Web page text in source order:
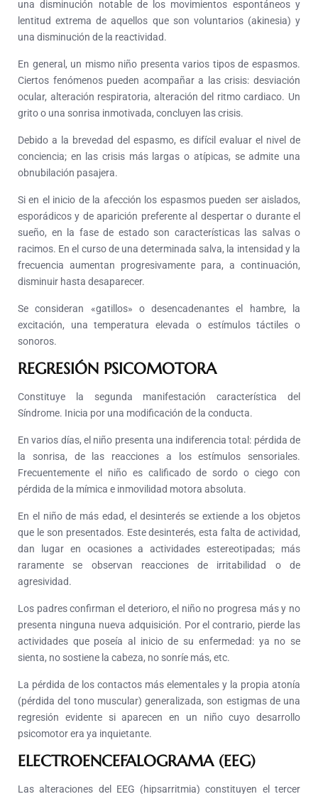
una disminución notable de los movimientos espontáneos y
lentitud extrema de aquellos que son voluntarios (akinesia) y
una disminución de la reactividad.
En general, un mismo niño presenta varios tipos de espasmos.
Ciertos fenómenos pueden acompañar a las crisis: desviación
ocular, alteración respiratoria, alteración del ritmo cardiaco. Un
grito o una sonrisa inmotivada, concluyen las crisis.
Debido a la brevedad del espasmo, es difícil evaluar el nivel de
conciencia; en las crisis más largas o atípicas, se admite una
obnubilación pasajera.
Si en el inicio de la afección los espasmos pueden ser aislados,
esporádicos y de aparición preferente al despertar o durante el
sueño, en la fase de estado son características las salvas o
racimos. En el curso de una determinada salva, la intensidad y la
frecuencia aumentan progresivamente para, a continuación,
disminuir hasta desaparecer.
Se consideran «gatillos» o desencadenantes el hambre, la
excitación, una temperatura elevada o estímulos táctiles o
sonoros.
REGRESIÓN PSICOMOTORA
Constituye la segunda manifestación característica del
Síndrome. Inicia por una modificación de la conducta.
En varios días, el niño presenta una indiferencia total: pérdida de
la sonrisa, de las reacciones a los estímulos sensoriales.
Frecuentemente el niño es calificado de sordo o ciego con
pérdida de la mímica e inmovilidad motora absoluta.
En el niño de más edad, el desinterés se extiende a los objetos
que le son presentados. Este desinterés, esta falta de actividad,
dan lugar en ocasiones a actividades estereotipadas; más
raramente se observan reacciones de irritabilidad o de
agresividad.
Los padres confirman el deterioro, el niño no progresa más y no
presenta ninguna nueva adquisición. Por el contrario, pierde las
actividades que poseía al inicio de su enfermedad: ya no se
sienta, no sostiene la cabeza, no sonríe más, etc.
La pérdida de los contactos más elementales y la propia atonía
(pérdida del tono muscular) generalizada, son estigmas de una
regresión evidente si aparecen en un niño cuyo desarrollo
psicomotor era ya inquietante.
ELECTROENCEFALOGRAMA (EEG)
Las alteraciones del EEG (hipsarritmia) constituyen el tercer